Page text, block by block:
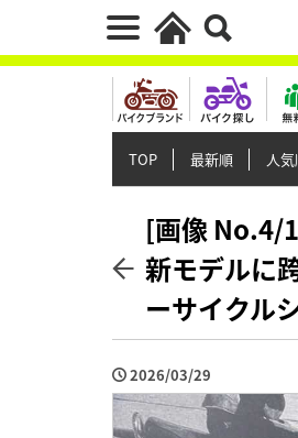
TOP 最新順 人
[画像 No.4/
新モデルに
ーサイクル
2026/03/29